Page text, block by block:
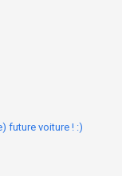
future voiture ! :)